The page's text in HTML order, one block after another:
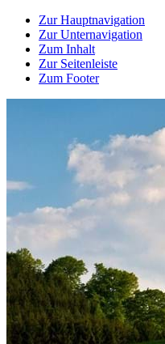
Zur Hauptnavigation
Zur Unternavigation
Zum Inhalt
Zur Seitenleiste
Zum Footer